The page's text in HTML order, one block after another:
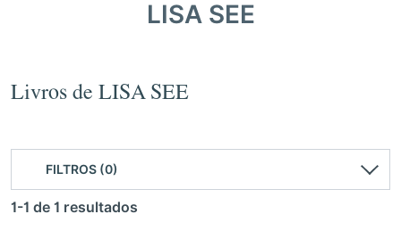
LISA SEE
Livros de LISA SEE
FILTROS (0)
1-1 de 1 resultados